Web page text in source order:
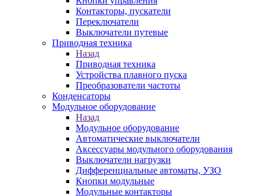
Контакторы, пускатели
Переключатели
Выключатели путевые
Приводная техника
Назад
Приводная техника
Устройства плавного пуска
Преобразователи частоты
Конденсаторы
Модульное оборудование
Назад
Модульное оборудование
Автоматические выключатели
Аксессуары модульного оборудования
Выключатели нагрузки
Дифференциальные автоматы, УЗО
Кнопки модульные
Модульные контакторы